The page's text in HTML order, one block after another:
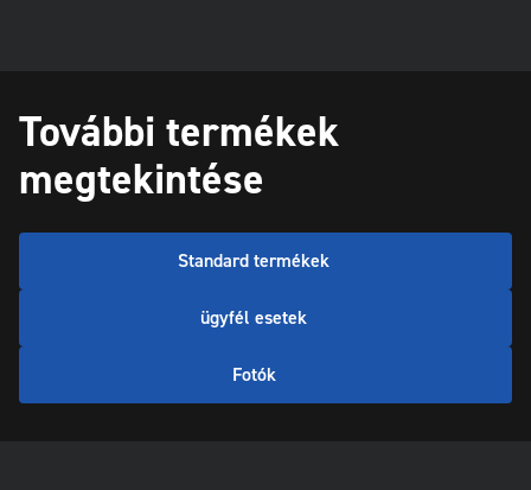
További termékek
megtekintése
Standard termékek
ügyfél esetek
Fotók